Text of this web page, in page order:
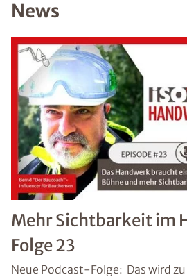
PLZ*
Ort*
Schaden
Nachricht
News
Mehr Sichtbarkeit im
Folge 23
Neue Podcast-Folge: Das wird